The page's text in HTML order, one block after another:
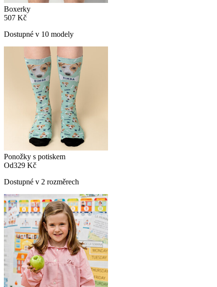
Boxerky
507 Kč
Dostupné v 10 modely
Ponožky s potiskem
Od329 Kč
Dostupné v 2 rozměrech